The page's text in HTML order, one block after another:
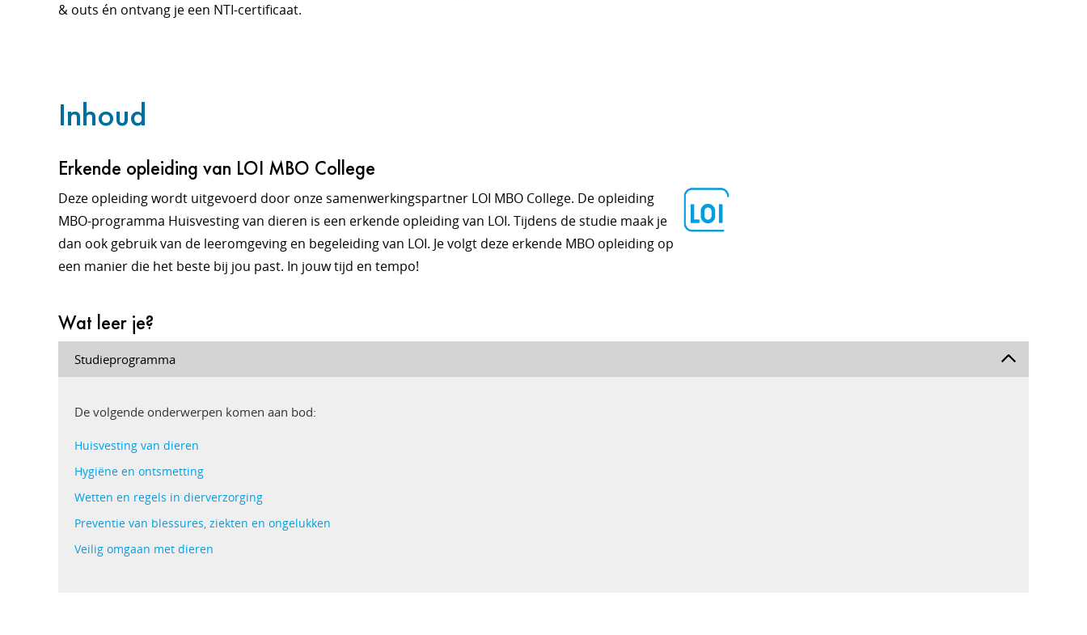
& outs én ontvang je een NTI-certificaat.
Inhoud
Erkende opleiding van LOI MBO College
Deze opleiding wordt uitgevoerd door onze samenwerkingspartner LOI MBO College. De opleiding
MBO-programma Huisvesting van dieren is een erkende opleiding van LOI. Tijdens de studie maak je
dan ook gebruik van de leeromgeving en begeleiding van LOI. Je volgt deze erkende MBO opleiding op
een manier die het beste bij jou past. In jouw tijd en tempo!
Wat leer je?
Studieprogramma
De volgende onderwerpen komen aan bod:
Huisvesting van dieren
Hygiëne en ontsmetting
Wetten en regels in dierverzorging
Preventie van blessures, ziekten en ongelukken
Veilig omgaan met dieren